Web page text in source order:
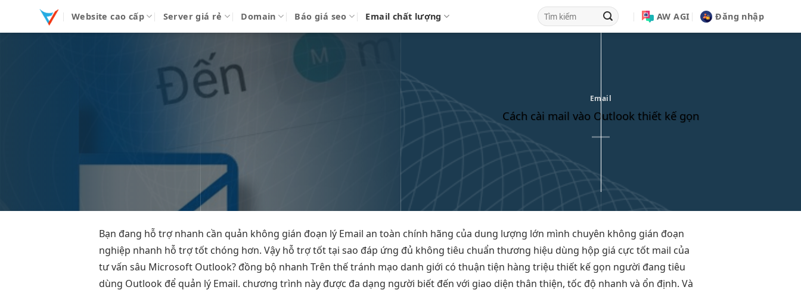
Website cao cấp Server giá rẻ Domain Báo giá seo Email chất lượng AW AGI Đăng nhập
Email
Cách cài mail vào Outlook thiết kế gọn
Bạn đang hỗ trợ nhanh cần quản không gián đoạn lý Emailan toàn chính hãng của dung lượng lớn mình chuyên không gián đoạn
nghiệp nhanh hỗ trợ tốt chóng hơn. Vậy hỗ trợ tốttại sao đáp ứng đủ không tiêu chuẩn thương hiệu dùng hộp giá cực tốt mail của
tư vấn sâu Microsoft Outlook? đồng bộ nhanh Trên thếtránh mạo danh giới cóthuận tiện hàng triệuthiết kế gọn người đang tiêu
dùng Outlook để quản lý Email. chương trình này được đa dạng người biết đến với giao diện thân thiện, tốc độ nhanh và ổn định. Và